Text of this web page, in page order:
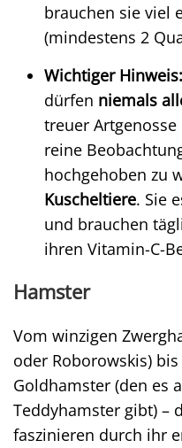
brauchen sie viel
(mindestens 2
Wichtiger Hinweis:
dürfen niemals
treuer
reine
hochgehoben zu
Kuscheltiere. Sie
und brauchen
ihren Vitamin-C-
Hamster
Vom winzigen
oder Roborowskis)
Goldhamster (den es
Teddyhamster gibt) –
faszinieren durch ihr